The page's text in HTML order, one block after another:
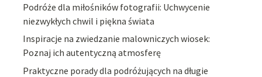
Podróże dla miłośników fotografii: Uchwycenie
niezwykłych chwil i piękna świata
Inspiracje na zwiedzanie malowniczych wiosek:
Poznaj ich autentyczną atmosferę
Praktyczne porady dla podróżujących na długie